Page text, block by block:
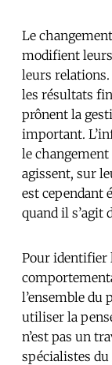
Le
modifient
leurs
les résultats
prônent la
important.
le changement
agissent, sur
est cependant
quand il s’agit
Pour identifier
l’ensemble du
utiliser la
n’est pas un
spécialistes du